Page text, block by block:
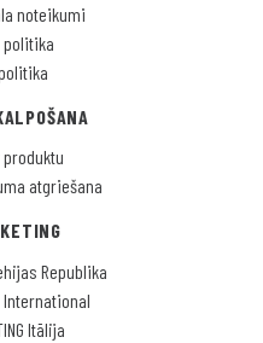
noteikumi
politika
produktu
atgriešana
Republika
International
Itālija